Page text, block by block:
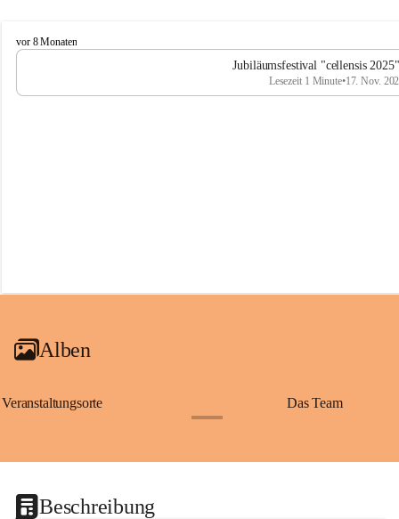
C
e
l
vor 8 Monaten
Jubiläumsfestival "cellensis
Lesezeit 1 Minute•17. Nov.
Alben
Veranstaltungsorte Das Team
Beschreibung